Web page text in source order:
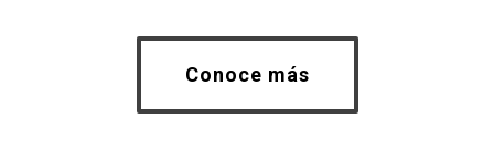
Conoce más